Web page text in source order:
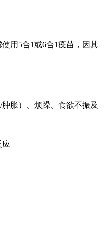
用5合1或6合1疫苗，因其
胀）、烦躁、食欲不振及
应